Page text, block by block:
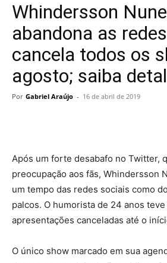
Whindersson
abandona as
cancela todos os
agosto; saiba
Por Gabriel Araújo - 16 de abril de 2019
Após um forte desabafo no Twitter,
preocupação aos fãs, Whindersson
um tempo das redes sociais como
palcos. O humorista de 24 anos teve
apresentações canceladas até o
O único show marcado em sua